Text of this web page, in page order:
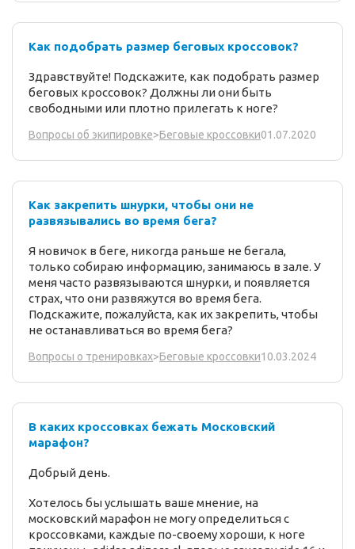
Как подобрать размер беговых кроссовок?
Здравствуйте! Подскажите, как подобрать размер
беговых кроссовок? Должны ли они быть
свободными или плотно прилегать к ноге?
Вопросы об экипировке>Беговые кроссовки01.07.2020
Как закрепить шнурки, чтобы они не
развязывались во время бега?
Я новичок в беге, никогда раньше не бегала,
только собираю информацию, занимаюсь в зале. У
меня часто развязываются шнурки, и появляется
страх, что они развяжутся во время бега.
Подскажите, пожалуйста, как их закрепить, чтобы
не останавливаться во время бега?
Вопросы о тренировках>Беговые кроссовки10.03.2024
В каких кроссовках бежать Московский
марафон?
Добрый день.
Хотелось бы услышать ваше мнение, на
московский марафон не могу определиться с
кроссовками, каждые по-своему хороши, к ноге